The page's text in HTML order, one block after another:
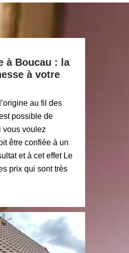
à Boucau : la
à votre
au fil des
possible de
vous voulez
être confiée à un
et à cet effet Le
prix qui sont très